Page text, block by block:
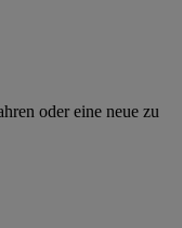
oder eine neue zu